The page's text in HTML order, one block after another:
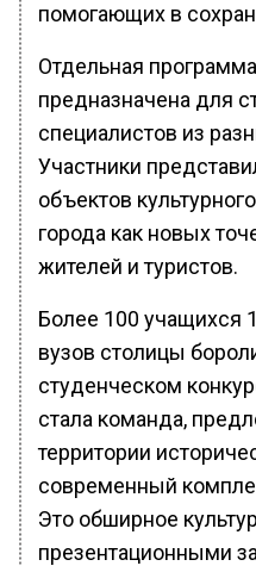
помогающих в
Отдельная
предназначена для
специалистов из
Участники
объектов
города как новых
жителей и туристов.
Более 100 учащихся
вузов столицы
студенческом
стала команда,
территории
современный
Это обширное
презентационными